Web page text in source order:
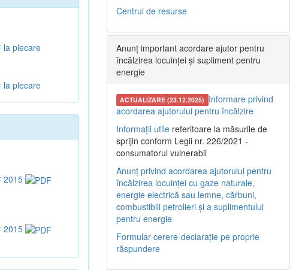
la plecare
la plecare
2015
2015
Centrul de resurse
Anunț important acordare ajutor pentru
încălzirea locuinței și supliment pentru
energie
ACTUALIZARE (23.12.2025) Informare privind
acordarea ajutorului pentru încălzire
Informații utile referitoare la măsurile de
sprijin conform Legii nr. 226/2021 -
consumatorul vulnerabil
Anunț privind acordarea ajutorului pentru
încălzirea locuinței cu gaze naturale,
energie electrică sau lemne, cărbuni,
combustibili petrolieri și a suplimentului
pentru energie
Formular cerere-declarație pe proprie
răspundere